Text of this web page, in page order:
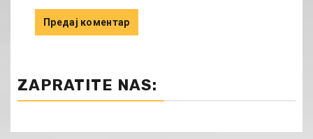
ZAPRATITE NAS: